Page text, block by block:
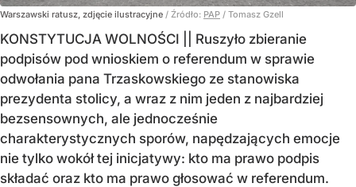
Warszawski ratusz, zdjęcie ilustracyjne / Źródło: PAP / Tomasz Gzell
KONSTYTUCJA WOLNOŚCI || Ruszyło zbieranie
podpisów pod wnioskiem o referendum w sprawie
odwołania pana Trzaskowskiego ze stanowiska
prezydenta stolicy, a wraz z nim jeden z najbardziej
bezsensownych, ale jednocześnie
charakterystycznych sporów, napędzających emocje
nie tylko wokół tej inicjatywy: kto ma prawo podpis
składać oraz kto ma prawo głosować w referendum.